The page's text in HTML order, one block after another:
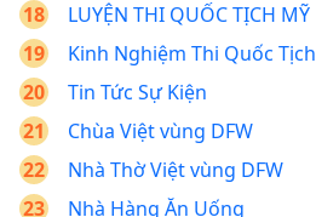
LUYỆN THI QUỐC TỊCH MỸ
Kinh Nghiệm Thi Quốc Tịch
Tin Tức Sự Kiện
Chùa Việt vùng DFW
Nhà Thờ Việt vùng DFW
Nhà Hàng Ăn Uống